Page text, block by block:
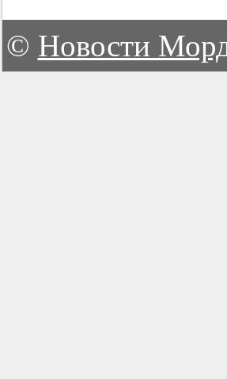
© Новости